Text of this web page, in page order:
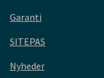
Garanti
SITEPAS
Nyheder